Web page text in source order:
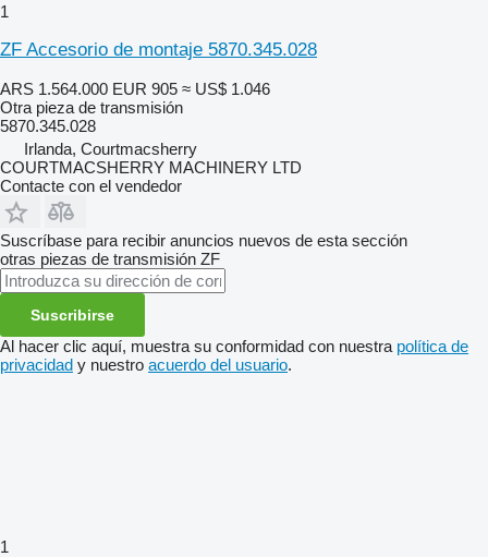
1
ZF Accesorio de montaje 5870.345.028
ARS 1.564.000 EUR 905 ≈ US$ 1.046
Otra pieza de transmisión
5870.345.028
Irlanda, Courtmacsherry
COURTMACSHERRY MACHINERY LTD
Contacte con el vendedor
Suscríbase para recibir anuncios nuevos de esta sección
otras piezas de transmisión ZF
Suscribirse
Al hacer clic aquí, muestra su conformidad con nuestra política de
privacidad y nuestro acuerdo del usuario.
1